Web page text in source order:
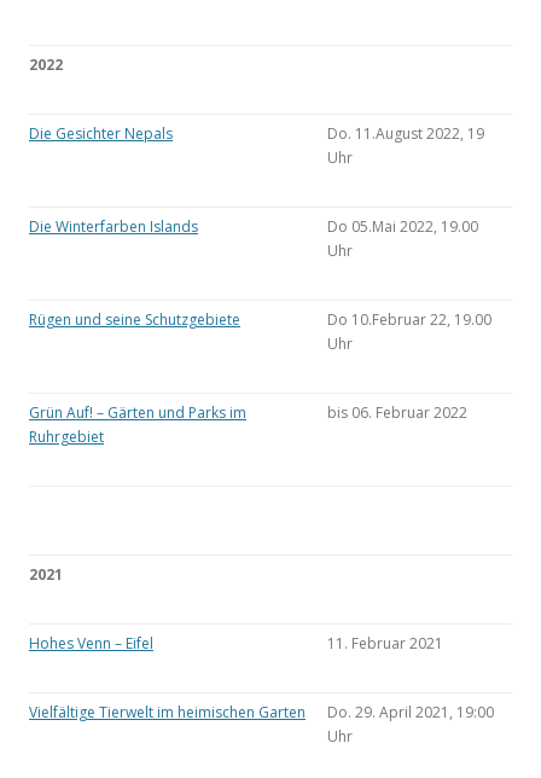
2022
Die Gesichter Nepals
Do. 11.August 2022, 19
Uhr
Die Winterfarben Islands
Do 05.Mai 2022, 19.00
Uhr
Rügen und seine Schutzgebiete
Do 10.Februar 22, 19.00
Uhr
Grün Auf! – Gärten und Parks im
Ruhrgebiet
bis 06. Februar 2022
2021
Hohes Venn – Eifel 11. Februar 2021
Vielfältige Tierwelt im heimischen Garten
Do. 29. April 2021, 19:00
Uhr